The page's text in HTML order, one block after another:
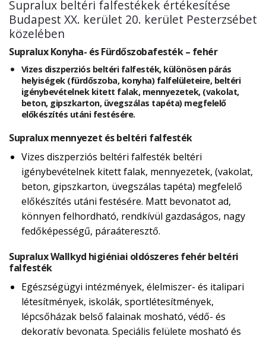
Supralux beltéri falfestékek értékesítése
Budapest XX. kerület 20. kerület Pesterzsébet
közelében
Supralux Konyha- és Fürdőszobafesték – fehér
Vizes diszperziós beltéri falfesték, különösen párás
helyiségek (fürdőszoba, konyha) falfelületeire, beltéri
igénybevételnek kitett falak, mennyezetek, (vakolat,
beton, gipszkarton, üvegszálas tapéta) megfelelő
előkészítés utáni festésére.
Supralux mennyezet és beltéri falfesték
Vizes diszperziós beltéri falfesték beltéri
igénybevételnek kitett falak, mennyezetek, (vakolat,
beton, gipszkarton, üvegszálas tapéta) megfelelő
előkészítés utáni festésére. Matt bevonatot ad,
könnyen felhordható, rendkívül gazdaságos, nagy
fedőképességű, páraáteresztő.
Supralux Wallkyd higiéniai oldószeres fehér beltéri
falfesték
Egészségügyi intézmények, élelmiszer- és italipari
létesítmények, iskolák, sportlétesítmények,
lépcsőházak belső falainak mosható, védő- és
dekoratív bevonata. Speciális felülete mosható és